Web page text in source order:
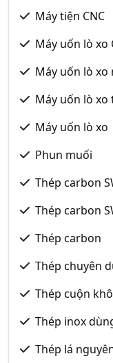
Máy tiện CNC
Máy uốn lò xo
Máy uốn lò xo
Máy uốn lò xo
Máy uốn lò xo
Phun muối
Thép carbon
Thép carbon
Thép carbon
Thép chuyên
Thép cuộn
Thép inox
Thép lá